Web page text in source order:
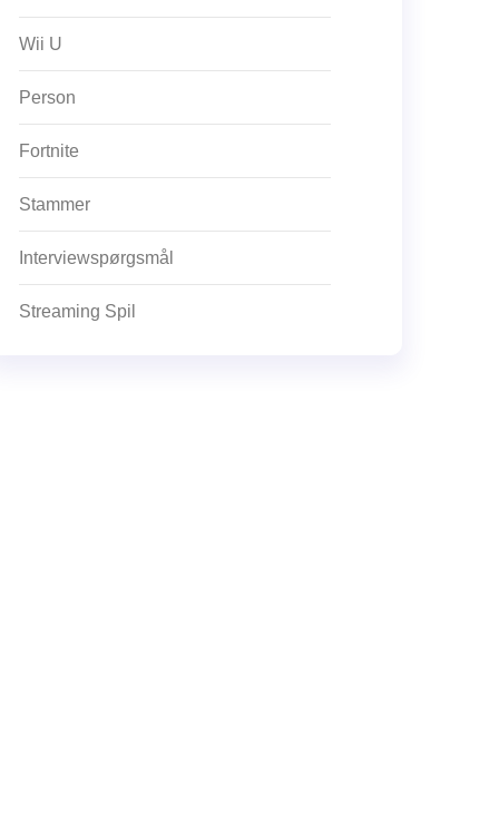
Wii U
Person
Fortnite
Stammer
Interviewspørgsmål
Streaming Spil